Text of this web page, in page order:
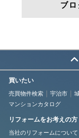
ブ
買いたい
売買物件検索 宇治市
マンションカタログ
リフォームをお考えの方
当社のリフォームについて